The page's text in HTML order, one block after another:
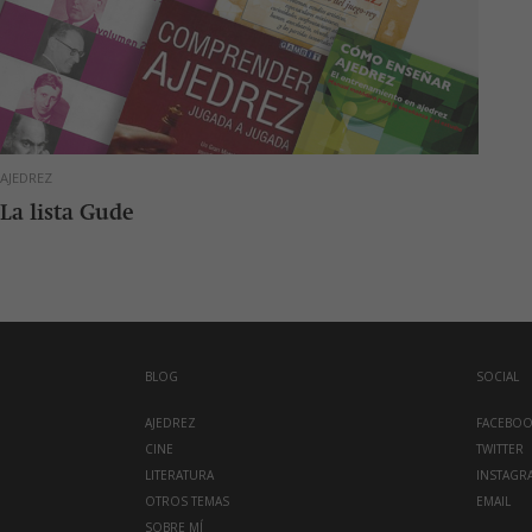
AJEDREZ
La lista Gude
BLOG
AJEDREZ
CINE
LITERATURA
OTROS TEMAS
SOBRE MÍ
SOCIAL
TWITTER
EMAIL